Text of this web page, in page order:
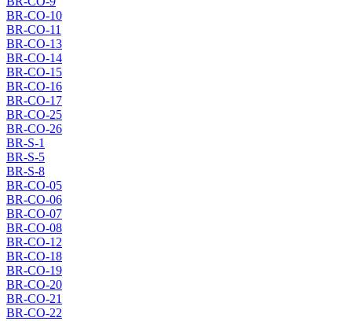
BR-CO-10
BR-CO-11
BR-CO-13
BR-CO-14
BR-CO-15
BR-CO-16
BR-CO-17
BR-CO-25
BR-CO-26
BR-S-1
BR-S-5
BR-S-8
BR-CO-05
BR-CO-06
BR-CO-07
BR-CO-08
BR-CO-12
BR-CO-18
BR-CO-19
BR-CO-20
BR-CO-21
BR-CO-22